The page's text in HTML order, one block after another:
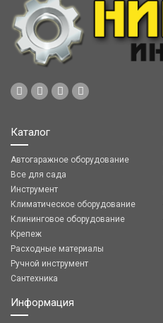
Каталог
Автогаражное оборудование
Все для сада
Инструмент
Климатическое оборудование
Клининговое оборудование
Крепеж
Расходные материалы
Ручной инструмент
Сантехника
Информация